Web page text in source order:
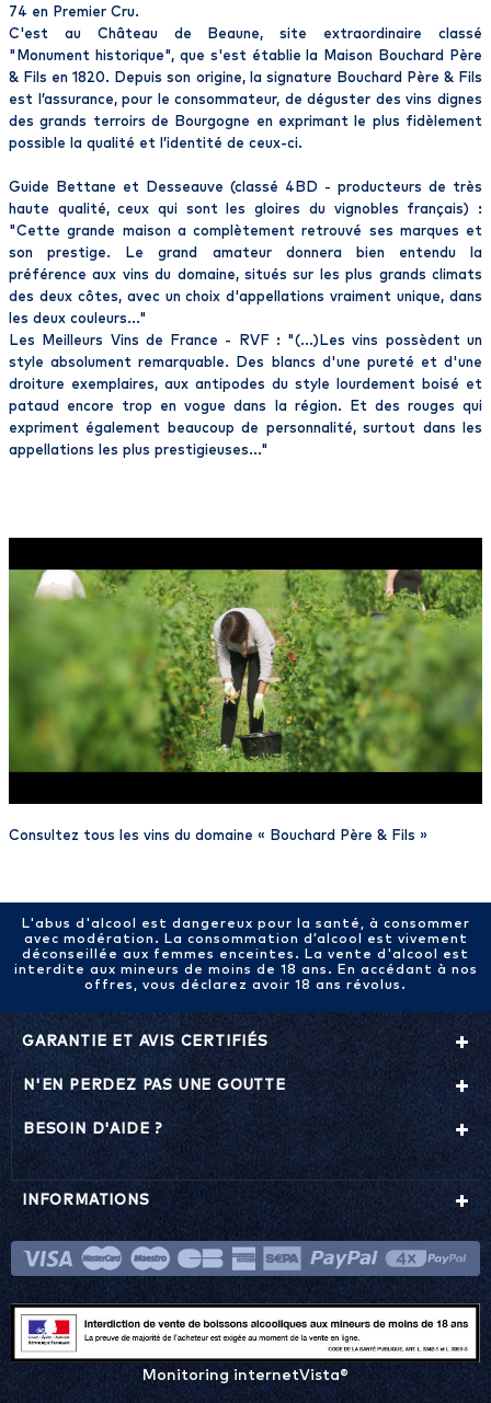
74 en Premier Cru.
C'est au Château de Beaune, site extraordinaire classé
"Monument historique", que s'est établie la Maison Bouchard Père
& Fils en 1820. Depuis son origine, la signature Bouchard Père & Fils
est l’assurance, pour le consommateur, de déguster des vins dignes
des grands terroirs de Bourgogne en exprimant le plus fidèlement
possible la qualité et l’identité de ceux-ci.
Guide Bettane et Desseauve (classé 4BD - producteurs de très
haute qualité, ceux qui sont les gloires du vignobles français) :
"Cette grande maison a complètement retrouvé ses marques et
son prestige. Le grand amateur donnera bien entendu la
préférence aux vins du domaine, situés sur les plus grands climats
des deux côtes, avec un choix d'appellations vraiment unique, dans
les deux couleurs..."
Les Meilleurs Vins de France - RVF : "(...)Les vins possèdent un
style absolument remarquable. Des blancs d'une pureté et d'une
droiture exemplaires, aux antipodes du style lourdement boisé et
pataud encore trop en vogue dans la région. Et des rouges qui
expriment également beaucoup de personnalité, surtout dans les
appellations les plus prestigieuses..."
Consultez tous les vins du domaine « Bouchard Père & Fils »
L'abus d'alcool est dangereux pour la santé, à consommer
avec modération. La consommation d’alcool est vivement
déconseillée aux femmes enceintes. La vente d'alcool est
interdite aux mineurs de moins de 18 ans. En accédant à nos
offres, vous déclarez avoir 18 ans révolus.
GARANTIE ET AVIS CERTIFIÉS
N'EN PERDEZ PAS UNE GOUTTE
BESOIN D'AIDE ?
INFORMATIONS
Monitoring internetVista®